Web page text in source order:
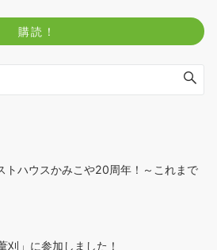
ハウスかみこや20周年！～これまで
刈」に参加しました！